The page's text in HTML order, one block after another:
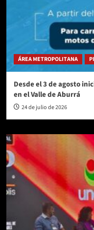
ÁREA METROPOLITANA
Desde el 3 de agosto
en el Valle de Aburrá
24 de julio de 2026